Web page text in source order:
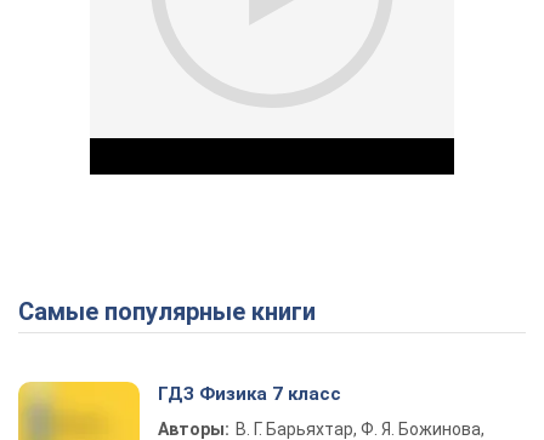
Play Video
Самые популярные книги
ГДЗ Физика 7 класс
Авторы: В. Г. Барьяхтар, Ф. Я. Божинова,